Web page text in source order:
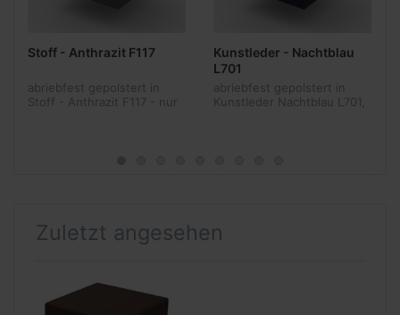
Stoff - Anthrazit F117
abriebfest gepolstert in
Stoff - Anthrazit F117 - nur
Kunstleder - Nachtblau
L701
abriebfest gepolstert in
Kunstleder Nachtblau L701,
Zuletzt angesehen